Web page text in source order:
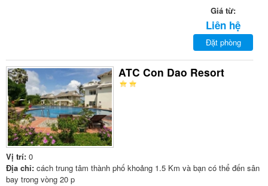
Giá từ:
Liên hệ
Đặt phòng
ATC Con Dao Resort
Vị trí: 0
Địa chỉ: cách trung tâm thành phố khoảng 1.5 Km và bạn có thể đến sân
bay trong vòng 20 p